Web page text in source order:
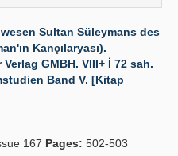
Sultan Süleymans des
Kançılaryası).
GMBH. VIII+ İ 72 sah.
Band V. [Kitap
167 Pages: 502-503